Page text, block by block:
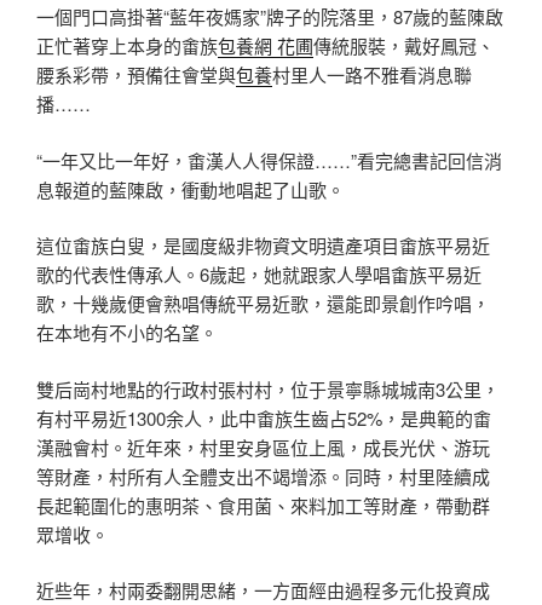
一個門口高掛著“藍年夜媽家”牌子的院落里，87歲的藍陳啟
正忙著穿上本身的畬族包養網 花圃傳統服裝，戴好鳳冠、
腰系彩帶，預備往會堂與包養村里人一路不雅看消息聯
播……
“一年又比一年好，畬漢人人得保證……”看完總書記回信消
息報道的藍陳啟，衝動地唱起了山歌。
這位畬族白叟，是國度級非物資文明遺產項目畬族平易近
歌的代表性傳承人。6歲起，她就跟家人學唱畬族平易近
歌，十幾歲便會熟唱傳統平易近歌，還能即景創作吟唱，
在本地有不小的名望。
雙后崗村地點的行政村張村村，位于景寧縣城城南3公里，
有村平易近1300余人，此中畬族生齒占52%，是典範的畬
漢融會村。近年來，村里安身區位上風，成長光伏、游玩
等財產，村所有人全體支出不竭增添。同時，村里陸續成
長起範圍化的惠明茶、食用菌、來料加工等財產，帶動群
眾增收。
近些年，村兩委翻開思緒，一方面經由過程多元化投資成